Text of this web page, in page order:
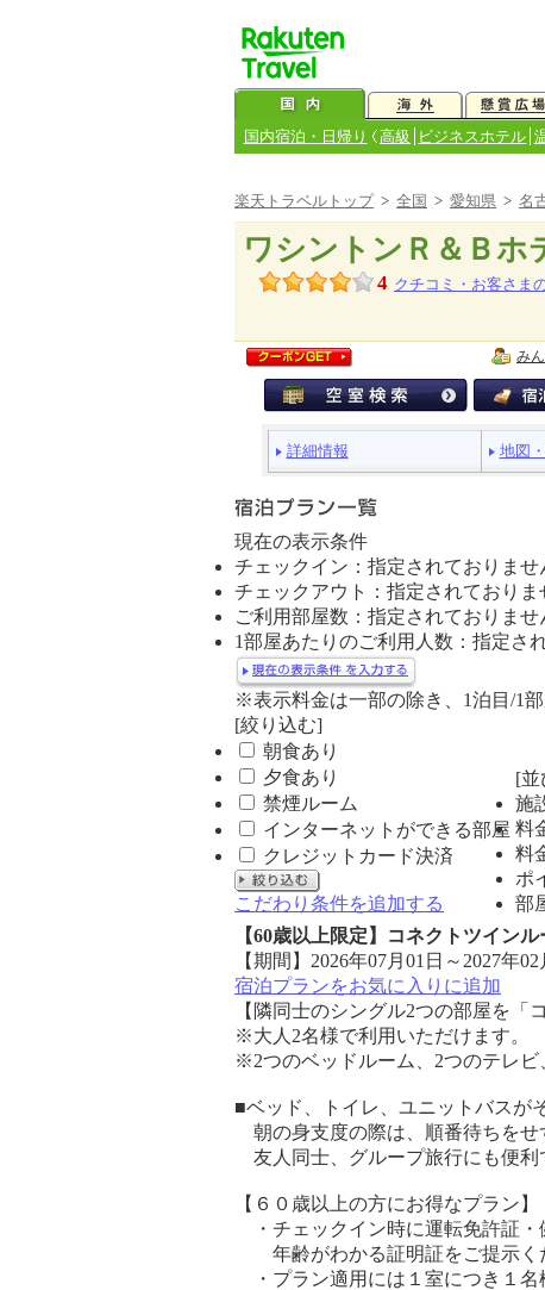
国内宿泊・日帰り 高級 ビジネスホテル
楽天トラベルトップ> 全国 > 愛知県 > 名
ワシントンＲ＆Ｂホ
4 クチコミ・お客さま
み
ペ
ー
メ
ニ
ュ
ー
詳細情報 地図
現在の表示条件
チェックイン：指定されておりませ
チェックアウト：指定されておりま
ご利用部屋数：指定されておりませ
1部屋あたりのご利用人数：指定さ
※表示料金は一部の除き、1泊目/1
[絞り込む]
朝食あり
夕食あり
禁煙ルーム
インターネットができる部屋
クレジットカード決済
こだわり条件を追加する
[並
施
料
料
ポ
部
【60歳以上限定】コネクトツイン
【期間】2026年07月01日～2027年02
宿泊プランをお気に入りに追加
【隣同士のシングル2つの部屋を「
※大人2名様で利用いただけます。
※2つのベッドルーム、2つのテレビ
■ベッド、トイレ、ユニットバスが
朝の身支度の際は、順番待ちをせ
友人同士、グループ旅行にも便利
【６０歳以上の方にお得なプラン】
・チェックイン時に運転免許証・
年齢がわかる証明証をご提示く
・プラン適用には１室につき１名